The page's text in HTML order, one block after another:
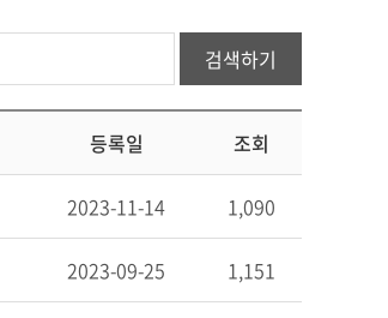
검색하기
등록일 조회
2023-11-14 1,090
2023-09-25 1,151